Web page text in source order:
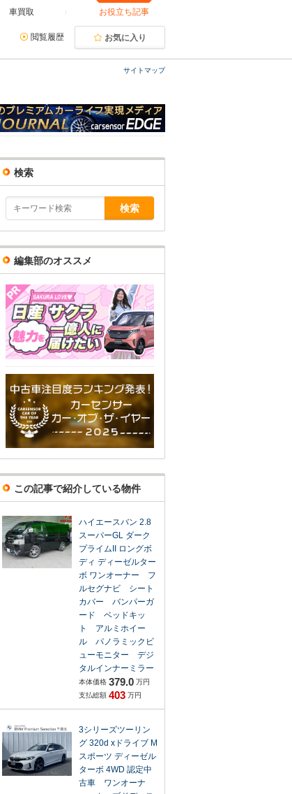
車買取 お役立ち記事
閲覧履歴 お気に入り
サイトマップ
検索
編集部のオススメ
この記事で紹介している物件
ハイエースバン 2.8
スーパーGL ダーク
プライムII ロングボ
ディ ディーゼルター
ボ ワンオーナー フ
ルセグナビ シート
カバー バンパーガ
ード ベッドキッ
ト アルミホイー
ル パノラミックビ
ューモニター デジ
タルインナーミラー
本体価格 379.0 万円
支払総額 403 万円
3シリーズツーリン
グ 320d xドライブ M
スポーツ ディーゼル
ターボ 4WD 認定中
古車 ワンオーナ